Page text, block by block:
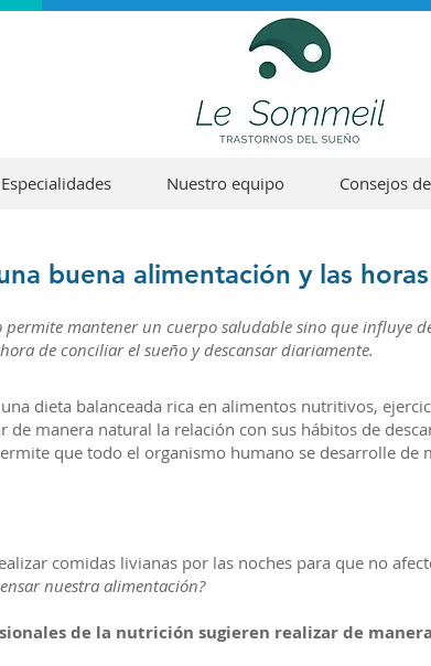
Especialidades Nuestro equipo Consejos
buena alimentación y las
mantener un cuerpo saludable sino que influye
de conciliar el sueño y descansar diariamente.
comidas livianas por las noches para que no
nuestra alimentación?
de la nutrición sugieren realizar de
dieta balanceada rica en alimentos nutritivos,
manera natural la relación con sus hábitos de
que todo el organismo humano se desarrolle de